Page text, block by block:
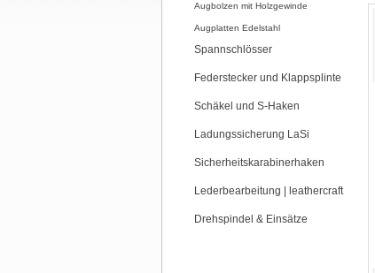
Augbolzen mit Holzgewinde
Augplatten Edelstahl
Spannschlösser
Federstecker und Klappsplinte
Schäkel und S-Haken
Ladungssicherung LaSi
Sicherheitskarabinerhaken
Lederbearbeitung | leathercraft
Drehspindel & Einsätze